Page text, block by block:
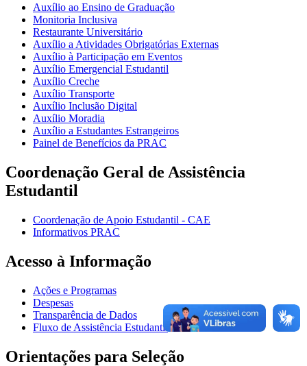
Auxílio ao Ensino de Graduação
Monitoria Inclusiva
Restaurante Universitário
Auxílio a Atividades Obrigatórias Externas
Auxílio à Participação em Eventos
Auxílio Emergencial Estudantil
Auxílio Creche
Auxílio Transporte
Auxílio Inclusão Digital
Auxílio Moradia
Auxílio a Estudantes Estrangeiros
Painel de Benefícios da PRAC
Coordenação Geral de Assistência
Estudantil
Coordenação de Apoio Estudantil - CAE
Informativos PRAC
Acesso à Informação
Ações e Programas
Despesas
Transparência de Dados
Fluxo de Assistência Estudantil
Orientações para Seleção